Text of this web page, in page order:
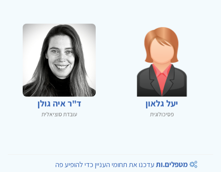
יעל גלאון
פסיכולוגית
ד"ר איה גולן
עובדת סוציאלית
מטפלים.ותעדכנו את תחומי העניין כדי להופיע פה